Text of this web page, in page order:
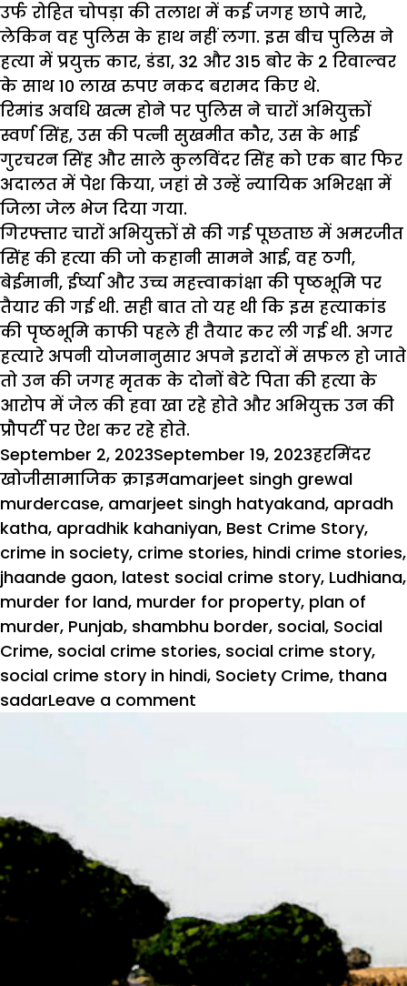
उर्फ रोहित चोपड़ा की तलाश में कई जगह छापे मारे,
लेकिन वह पुलिस के हाथ नहीं लगा. इस बीच पुलिस ने
हत्या में प्रयुक्त कार, डंडा, 32 और 315 बोर के 2 रिवाल्वर
के साथ 10 लाख रुपए नकद बरामद किए थे.
रिमांड अवधि खत्म होने पर पुलिस ने चारों अभियुक्तों
स्वर्ण सिंह, उस की पत्नी सुखमीत कौर, उस के भाई
गुरचरन सिंह और साले कुलविंदर सिंह को एक बार फिर
अदालत में पेश किया, जहां से उन्हें न्यायिक अभिरक्षा में
जिला जेल भेज दिया गया.
गिरफ्तार चारों अभियुक्तों से की गई पूछताछ में अमरजीत
सिंह की हत्या की जो कहानी सामने आई, वह ठगी,
बेईमानी, ईर्ष्या और उच्च महत्त्वाकांक्षा की पृष्ठभूमि पर
तैयार की गई थी. सही बात तो यह थी कि इस हत्याकांड
की पृष्ठभूमि काफी पहले ही तैयार कर ली गई थी. अगर
हत्यारे अपनी योजनानुसार अपने इरादों में सफल हो जाते
तो उन की जगह मृतक के दोनों बेटे पिता की हत्या के
आरोप में जेल की हवा खा रहे होते और अभियुक्त उन की
प्रौपर्टी पर ऐश कर रहे होते.
Posted
on
September 2, 2023September 19, 2023Author
हरमिंदर
खोजीCategories
सामाजिक क्राइमTags
amarjeet singh grewal
murdercase, amarjeet singh hatyakand, apradh
katha, apradhik kahaniyan, Best Crime Story,
crime in society, crime stories, hindi crime stories,
jhaande gaon, latest social crime story, Ludhiana,
murder for land, murder for property, plan of
murder, Punjab, shambhu border, social, Social
Crime, social crime stories, social crime story,
social crime story in hindi, Society Crime, thana
sadarLeave a comment